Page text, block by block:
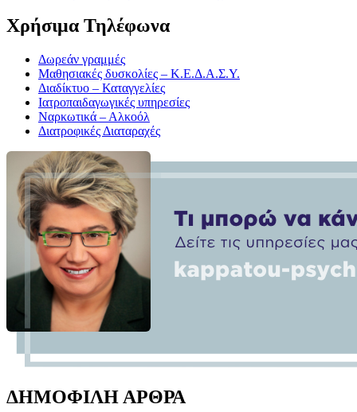
Χρήσιμα Τηλέφωνα
Δωρεάν γραμμές
Μαθησιακές δυσκολίες – Κ.Ε.Δ.Α.Σ.Υ.
Διαδίκτυο – Καταγγελίες
Ιατροπαιδαγωγικές υπηρεσίες
Ναρκωτικά – Αλκοόλ
Διατροφικές Διαταραχές
ΔΗΜΟΦΙΛΗ ΑΡΘΡΑ